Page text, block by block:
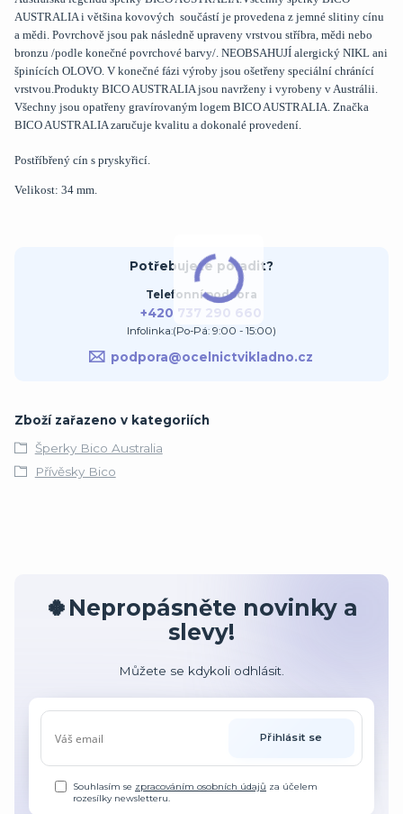
AUSTRALIA i většina kovových součástí je provedena z jemné slitiny cínu
a mědi. Povrchově jsou pak následně upraveny vrstvou stříbra, mědi nebo
bronzu /podle konečné povrchové barvy/. NEOBSAHUJÍ alergický NIKL ani
špinících OLOVO. V konečné fázi výroby jsou ošetřeny speciální chránící
vrstvou.Produkty BICO AUSTRALIA jsou navrženy i vyrobeny v Austrálii.
Všechny jsou opatřeny gravírovaným logem BICO AUSTRALIA. Značka
BICO AUSTRALIA zaručuje kvalitu a dokonalé provedení.
Postříbřený cín s pryskyřicí.
Velikost: 34 mm.
Potřebujete poradit?
Telefonní podpora
+420 737 290 660
Infolinka:(Po-Pá: 9:00 - 15:00)
podpora@ocelnictvikladno.cz
Zboží zařazeno v kategoriích
Šperky Bico Australia
Přívěsky Bico
🍀Nepropásněte novinky a
slevy!
Můžete se kdykoli odhlásit.
Přihlásit se
Souhlasím se zpracováním osobních údajů za účelem
rozesílky newsletteru.